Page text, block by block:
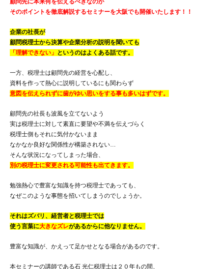
顧問先に本来何を伝えるべきなのか
そのポイントを徹底解説するセミナーを大阪でも開催いたします！！
企業の社長が
顧問税理士から決算や企業分析の説明を聞いても
「理解できない」 というのはよくある話です。
一方、税理士は顧問先の経営を心配し、
資料を作って熱心に説明しているにも関わらず
意図を伝えられずに歯がゆい思いをする事も多いはずです。
顧問先の社長も波風を立てないよう
実は税理士に対して素直に要望や不満を伝えづらく
税理士側もそれに気付かないまま
なかなか良好な関係性が構築されない…
そんな状況になってしまった場合、
別の税理士に変更される可能性も出てきます。
勉強熱心で豊富な知識を持つ税理士であっても、
なぜこのような事態を招いてしまうのでしょうか。
それはズバリ、経営者と税理士では
使う言葉に大きなズレがあるからに他なりません。
豊富な知識が、かえって足かせとなる場合があるのです。
本セミナーの講師である石 光仁税理士は２０年もの間、